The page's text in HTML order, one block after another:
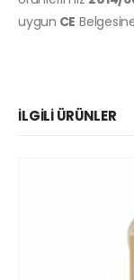
uygun CE
İLGILI ÜRÜNLER